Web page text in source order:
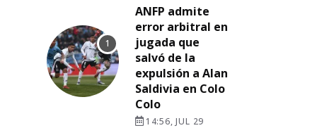
ANFP admite
error arbitral en
jugada que
salvó de la
expulsión a Alan
Saldivia en Colo
Colo
14:56, JUL 29